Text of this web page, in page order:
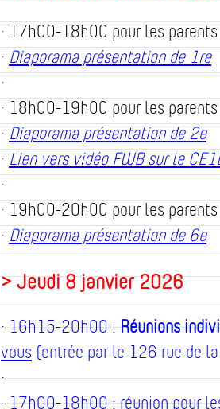
· 17h00-18h00 pour les parents
· Diaporama présentation de 1re
·
· 18h00-19h00 pour les parents
· Diaporama présentation de 2e
· Lien vers vidéo FWB sur le
·
· 19h00-20h00 pour les parents
· Diaporama présentation de 6e
> Jeudi 8 janvier 2026
·16h15-20h00 :Réunions
vous(entrée par le 126 rue de
·
·17h00-18h00 : réunion pour